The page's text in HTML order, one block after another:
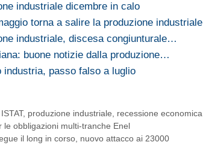
industriale dicembre in calo
torna a salire la produzione industriale
industriale, discesa congiunturale…
buone notizie dalla produzione…
industria, passo falso a luglio
ISTAT, produzione industriale
recessione economica
le obbligazioni multi-tranche Enel
il long in corso, nuovo attacco ai 23000